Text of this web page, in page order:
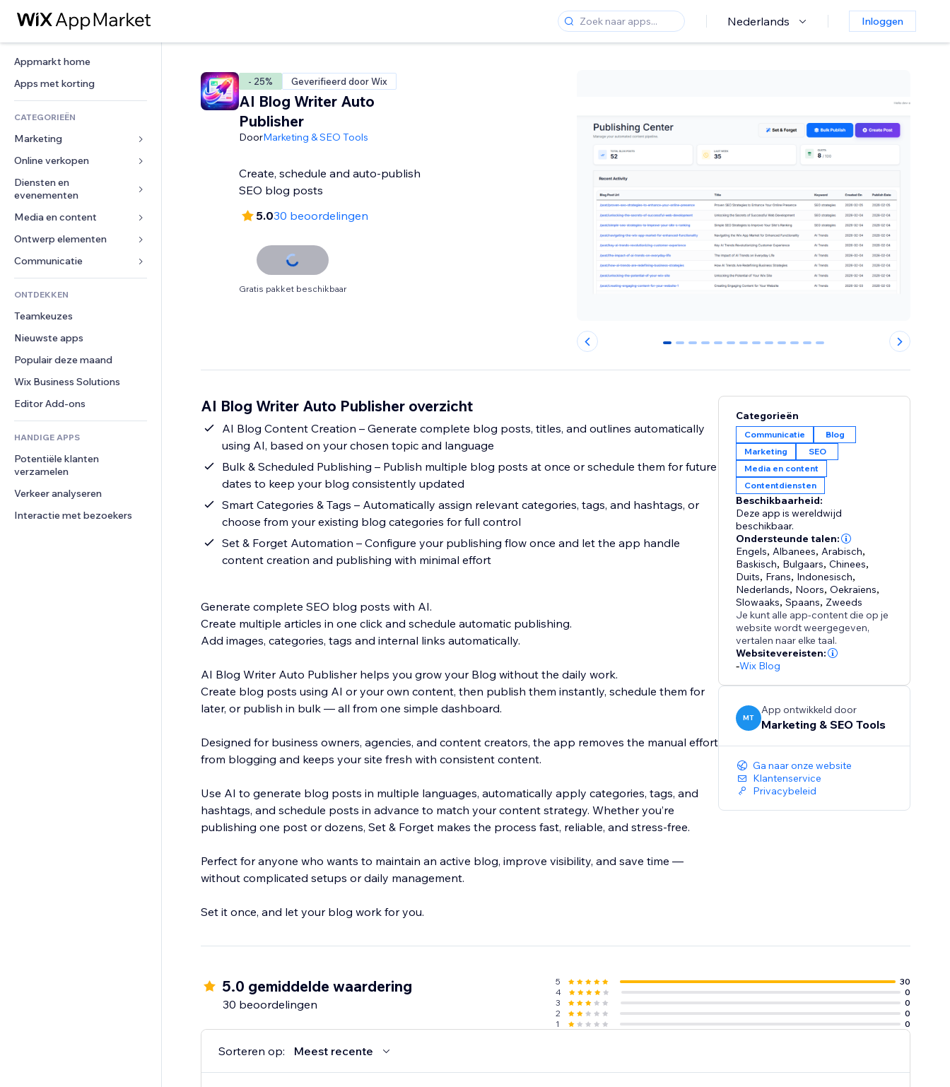
Nederlands Inloggen
Appmarkt home
Apps met korting
CATEGORIEËN
Marketing
Advertenties
Mobiel
Analytics
Social media
SEO
Betrokkenheid
Websitevermeldingen
E-mail
Conversie
Online verkopen
Apps voor webshops
Verzending en levering
Verkoopknoppen
Online cursussen
Print on demand
Boekhouding
Coupons en loyaliteit
Opslagoplossingen
Dropshipping
Prijzen en abonnementen
Crowdfunding
Eten en drinken
Diensten en
evenementen
Hotels
Evenementen
Restaurants
Vastgoed
Boekingen
Media en content
Galerij
Muziek
Podcasts
Fotografie
Video
PDF
Bestanden delen
Nieuws
Ontwerp elementen
Kaarten en navigatie
Privacy en beveiliging
Ontime
Pagina templates
Afbeeldingseffecten
Knoppen en menu's
Banners en badges
Rekenmachines
Zoeken
Weer
Grafieken en tabellen
Formulieren
Enquêtes
Chat
Opmerkingen
Telefoonnummer
Community
Beoordelingen en testimonials
CRM
ONTDEKKEN
Teamkeuzes
Nieuwste apps
Populair deze maand
Wix Business Solutions
Editor Add-ons
HANDIGE APPS
Potentiële klanten
verzamelen
Verkeer analyseren
Interactie met bezoekers
- 25% Geverifieerd door Wix
AI Blog Writer Auto
Publisher
DoorMarketing & SEO Tools
Create, schedule and auto-publish
SEO blog posts
5.030 beoordelingen
Gratis pakket beschikbaar
0 1 2 3 4 5 6 7 8 9 10 11 12
AI Blog Writer Auto Publisher overzicht
AI Blog Content Creation – Generate complete blog posts, titles, and outlines automatically
using AI, based on your chosen topic and language
Bulk & Scheduled Publishing – Publish multiple blog posts at once or schedule them for future
dates to keep your blog consistently updated
Smart Categories & Tags – Automatically assign relevant categories, tags, and hashtags, or
choose from your existing blog categories for full control
Set & Forget Automation – Configure your publishing flow once and let the app handle
content creation and publishing with minimal effort
Generate complete SEO blog posts with AI.
Create multiple articles in one click and schedule automatic publishing.
Add images, categories, tags and internal links automatically.
AI Blog Writer Auto Publisher helps you grow your Blog without the daily work.
Create blog posts using AI or your own content, then publish them instantly, schedule them for
later, or publish in bulk — all from one simple dashboard.
Designed for business owners, agencies, and content creators, the app removes the manual effort
from blogging and keeps your site fresh with consistent content.
Use AI to generate blog posts in multiple languages, automatically apply categories, tags, and
hashtags, and schedule posts in advance to match your content strategy. Whether you’re
publishing one post or dozens, Set & Forget makes the process fast, reliable, and stress-free.
Perfect for anyone who wants to maintain an active blog, improve visibility, and save time —
without complicated setups or daily management.
Set it once, and let your blog work for you.
Categorieën
Communicatie
Blog
Marketing
SEO
Media en content
Contentdiensten
Beschikbaarheid:
Deze app is wereldwijd
beschikbaar.
Ondersteunde talen:
Engels, Albanees, Arabisch,
Baskisch, Bulgaars,Chinees,
Duits, Frans, Indonesisch,
Nederlands, Noors,Oekraïens,
Slowaaks,Spaans, Zweeds
Je kunt alle app-content die op je
website wordt weergegeven,
vertalen naar elke taal.
Websitevereisten:
-Wix Blog
MT
App ontwikkeld door
Marketing & SEO Tools
Ga naar onze website
Klantenservice
Privacybeleid
5.0 gemiddelde waardering
30 beoordelingen
5
30
4
0
3
0
2
0
1
0
Sorteren op: Meest recente